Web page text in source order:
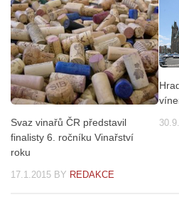
Svaz vinařů ČR představil
finalisty 6. ročníku Vinařství
roku
17.1.2015 BY REDAKCE